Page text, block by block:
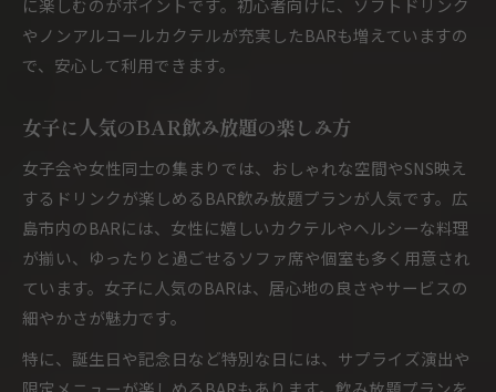
に楽しむのがポイントです。初心者向けに、ソフトドリンク
やノンアルコールカクテルが充実したBARも増えていますの
で、安心して利用できます。
女子に人気のBAR飲み放題の楽しみ方
女子会や女性同士の集まりでは、おしゃれな空間やSNS映え
するドリンクが楽しめるBAR飲み放題プランが人気です。広
島市内のBARには、女性に嬉しいカクテルやヘルシーな料理
が揃い、ゆったりと過ごせるソファ席や個室も多く用意され
ています。女子に人気のBARは、居心地の良さやサービスの
細やかさが魅力です。
特に、誕生日や記念日など特別な日には、サプライズ演出や